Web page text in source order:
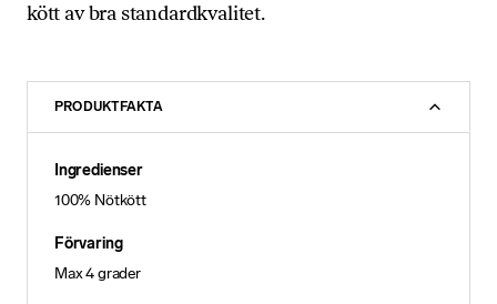
kött av bra standardkvalitet.
PRODUKTFAKTA
Ingredienser
100% Nötkött
Förvaring
Max 4 grader